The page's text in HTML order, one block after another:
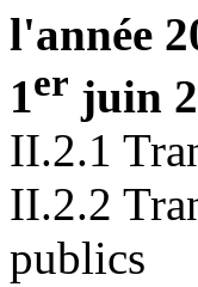
l'année
1er juin
II.2.1
II.2.2
publics